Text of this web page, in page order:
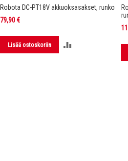
Robota DC-PT18V akkuoksasakset, runko
79,90 €
Lisää ostoskoriin